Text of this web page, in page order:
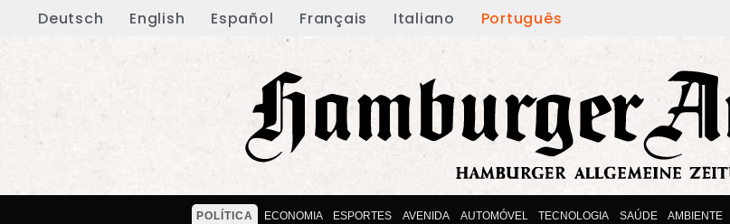
Deutsch English Español Français Italiano Português
POLÍTICA ECONOMIA ESPORTES AVENIDA AUTOMÓVEL TECNOLOGIA SAÚDE AMBIENTE